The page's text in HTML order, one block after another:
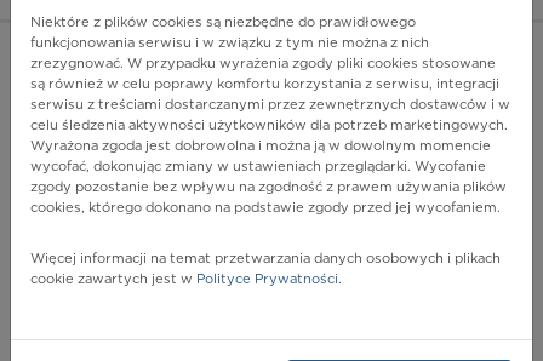
POKAŻ FILTRY
Pharmindex
Niektóre z plików cookies są niezbędne do prawidłowego
funkcjonowania serwisu i w związku z tym nie można z nich
zrezygnować. W przypadku wyrażenia zgody pliki cookies stosowane
są również w celu poprawy komfortu korzystania z serwisu, integracji
serwisu z treściami dostarczanymi przez zewnętrznych dostawców i w
celu śledzenia aktywności użytkowników dla potrzeb marketingowych.
Wyrażona zgoda jest dobrowolna i można ją w dowolnym momencie
wycofać, dokonując zmiany w ustawieniach przeglądarki. Wycofanie
zgody pozostanie bez wpływu na zgodność z prawem używania plików
cookies, którego dokonano na podstawie zgody przed jej wycofaniem.
Więcej informacji na temat przetwarzania danych osobowych i plikach
cookie zawartych jest w Polityce Prywatności.